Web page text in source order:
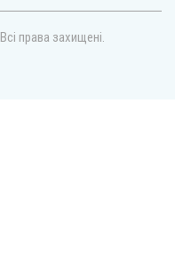
Всі права захищені.